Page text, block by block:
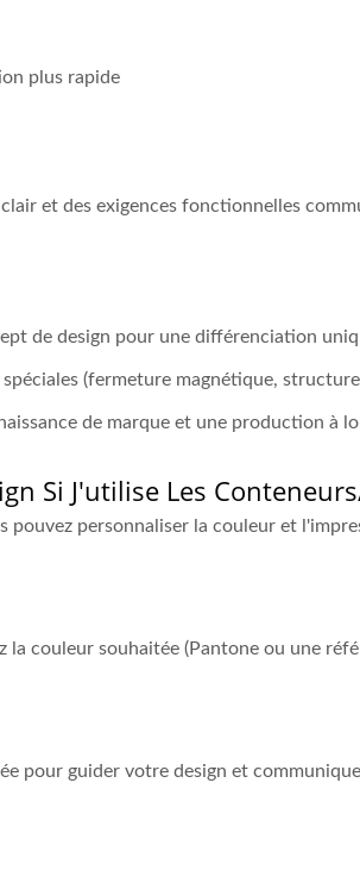
plus rapide
et des exigences fonctionnelles
de design pour une différenciation
(fermeture magnétique,
de marque et une production à
Si J'utilise Les
personnaliser la couleur et
couleur souhaitée (Pantone ou une
pour guider votre design et